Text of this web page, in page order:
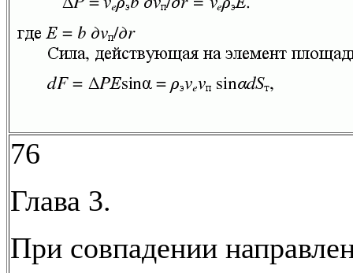
76
Глава 3.
При совпадении